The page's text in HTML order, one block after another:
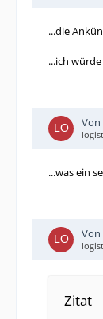
...die
...ich
Von
...was ein
Von
Zitat